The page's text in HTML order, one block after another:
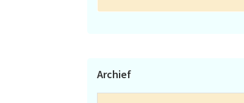
Archief